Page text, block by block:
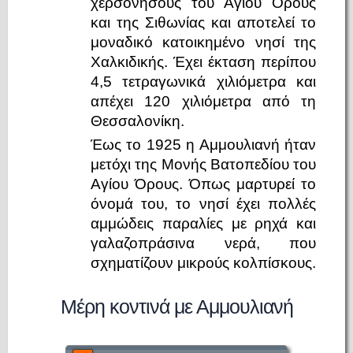
και της Σιθωνίας και αποτελεί το
μοναδικό κατοικημένο νησί της
Χαλκιδικής. Έχει έκταση περίπου
4,5 τετραγωνικά χιλιόμετρα και
απέχει 120 χιλιόμετρα από τη
Θεσσαλονίκη.
Έως το 1925 η Αμμουλιανή ήταν
μετόχι της Μονής Βατοπεδίου του
Αγίου Όρους. Όπως μαρτυρεί το
όνομά του, το νησί έχει πολλές
αμμώδεις παραλίες με ρηχά και
γαλαζοπράσινα νερά, που
σχηματίζουν μικρούς κολπίσκους.
Μέρη κοντινά με Αμμουλιανή